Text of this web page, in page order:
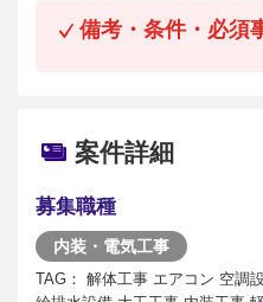
備考・条件・必須
案件詳細
募集職種
内装・電気工事
TAG： 解体工事 エアコン 空調